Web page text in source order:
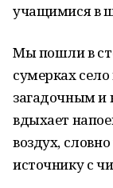
учащимися в
Мы пошли в
сумерках
загадочным и
вдыхает
воздух,
источнику с